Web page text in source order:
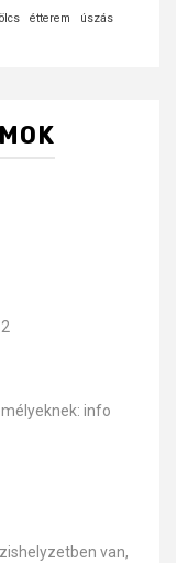
étterem
úszás
info
van,